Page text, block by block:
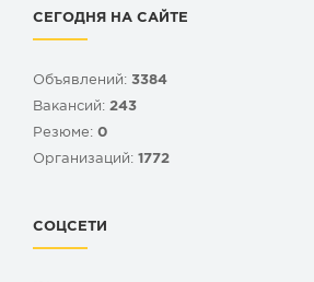
СЕГОДНЯ НА САЙТЕ
Объявлений: 3384
Вакансий: 243
Резюме: 0
Организаций: 1772
СОЦСЕТИ